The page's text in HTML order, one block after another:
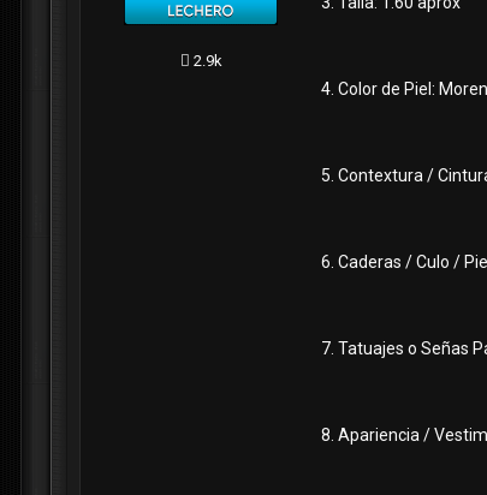
2.9k
4. Color de Piel:
5. Contextura /
6. Caderas / Culo /
7. Tatuajes o Señas
8. Apariencia /